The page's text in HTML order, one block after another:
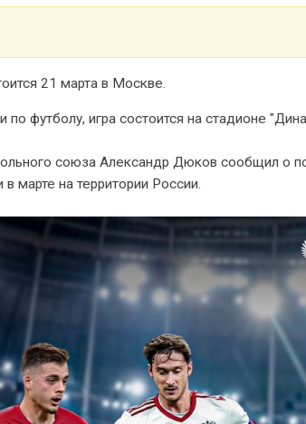
21 марта в Москве.
футболу, игра состоится на стадионе
союза Александр Дюков сообщил о
марте на территории России.